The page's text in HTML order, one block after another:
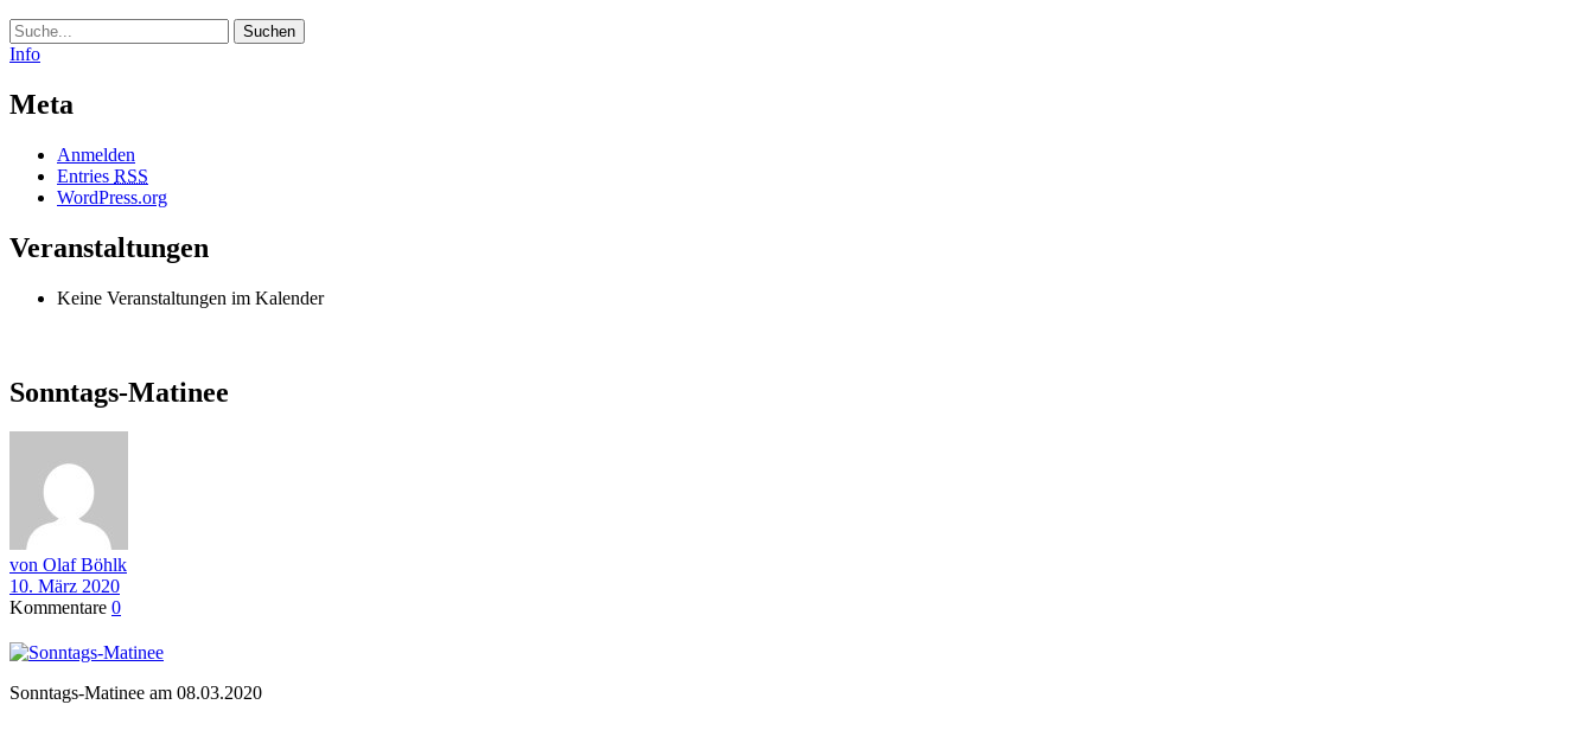
Suche
Info
Meta
Anmelden
Entries RSS
WordPress.org
Veranstaltungen
Keine Veranstaltungen im Kalender
Sonntags-Matinee
von Olaf Böhlk
10. März 2020
Kommentare 0
Sonntags-Matinee am 08.03.2020